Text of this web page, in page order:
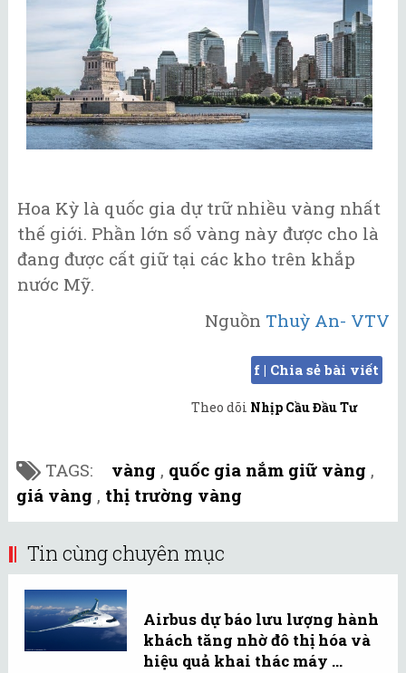
Hoa Kỳ là quốc gia dự trữ nhiều vàng nhất
thế giới. Phần lớn số vàng này được cho là
đang được cất giữ tại các kho trên khắp
nước Mỹ.
Nguồn Thuỳ An- VTV
f | Chia sẻ bài viết
Theo dõi Nhịp Cầu Đầu Tư
TAGS: vàng , quốc gia nắm giữ vàng ,
giá vàng , thị trường vàng
Tin cùng chuyên mục
Airbus dự báo lưu lượng hành
khách tăng nhờ đô thị hóa và
hiệu quả khai thác máy ...